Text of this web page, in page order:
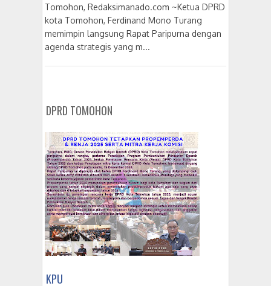
Tomohon, Redaksimanado.com ~Ketua DPRD
kota Tomohon, Ferdinand Mono Turang
memimpin langsung Rapat Paripurna dengan
agenda strategis yang m...
DPRD TOMOHON
KPU